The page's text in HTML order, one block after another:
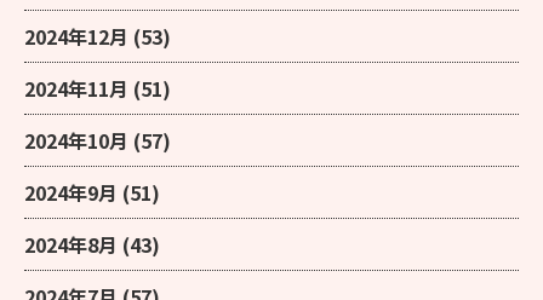
2024年12月 (53)
2024年11月 (51)
2024年10月 (57)
2024年9月 (51)
2024年8月 (43)